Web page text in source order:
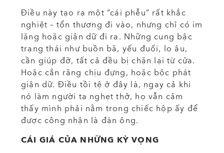
Điều này tạo ra một “cái phễu” rất khắc
nghiệt – tổn thương đi vào, nhưng chỉ có im
lặng hoặc giận dữ đi ra. Những cung bậc
trạng thái như buồn bã, yếu đuối, lo âu,
cần giúp đỡ, tất cả đều bị chặn lại từ cửa.
Hoặc cắn răng chịu đựng, hoặc bộc phát
giận dữ. Điều tồi tệ ở đây là, ngay cả khi
nó làm người ta nghẹt thở, họ vẫn cảm
thấy mình phải nằm trong chiếc hộp ấy để
được công nhận là đàn ông.
CÁI GIÁ CỦA NHỮNG KỲ VỌNG